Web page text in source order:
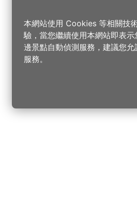
本網站使用 Cookies 等相關技
驗，當您繼續使用本網站即表
邊景點自動偵測服務，建議您
服務。